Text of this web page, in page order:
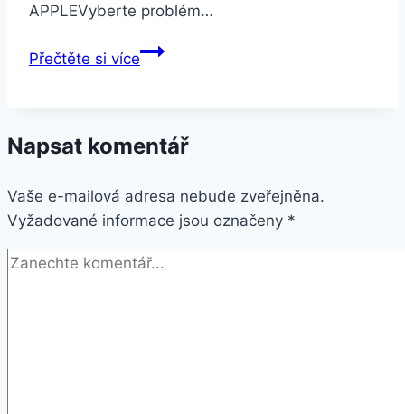
APPLEVyberte problém…
Přečtěte si víceApple
64GB
Napsat komentář
Vaše e-mailová adresa nebude zveřejněna.
Vyžadované informace jsou označeny *